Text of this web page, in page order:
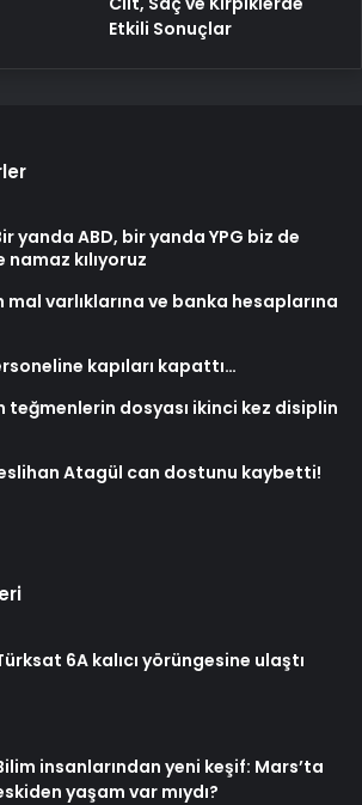
Etkili Sonuçlar
yanda ABD, bir yanda YPG biz de
namaz kılıyoruz
mal varlıklarına ve banka hesaplarına
kapıları kapattı…
teğmenlerin dosyası ikinci kez disiplin
Atagül can dostunu kaybetti!
6A kalıcı yörüngesine ulaştı
insanlarından yeni keşif: Mars’ta
yaşam var mıydı?